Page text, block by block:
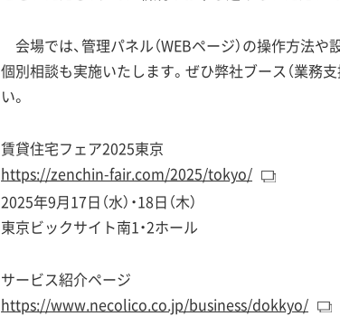
会場では、管理パネル（WEBページ）の操作方法
個別相談も実施いたします。ぜひ弊社ブース（業務
い。
賃貸住宅フェア2025東京
https://zenchin-fair.com/2025/tokyo/
2025年9月17日（水）・18日（木）
東京ビックサイト南1・2ホール
サービス紹介ページ
https://www.necolico.co.jp/business/dokkyo/